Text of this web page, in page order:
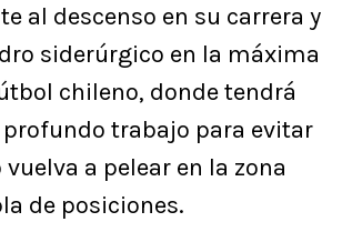
al descenso en su carrera y
siderúrgico en la máxima
chileno, donde tendrá
trabajo para evitar
a pelear en la zona
de posiciones.